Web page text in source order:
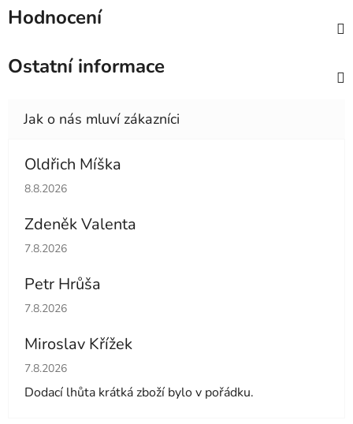
Hodnocení
Ostatní informace
Oldřich Míška
Hodnocení obchodu je 5 z 5 hvězdiček.
8.8.2026
Zdeněk Valenta
Hodnocení obchodu je 5 z 5 hvězdiček.
7.8.2026
Petr Hrůša
Hodnocení obchodu je 5 z 5 hvězdiček.
7.8.2026
Miroslav Křížek
Hodnocení obchodu je 5 z 5 hvězdiček.
7.8.2026
Dodací lhůta krátká zboží bylo v pořádku.